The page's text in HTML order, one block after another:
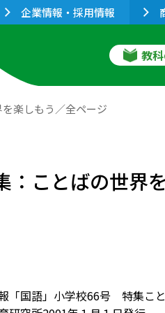
企業情報・採用情報
教
楽しもう／全ページ
ことばの世界
「国語」小学校66号 特集こ